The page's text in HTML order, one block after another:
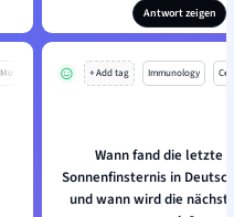
Antwort zeigen
Mo + Add tag Immunology
Wann fand die letzte
Sonnenfinsternis in
und wann wird die